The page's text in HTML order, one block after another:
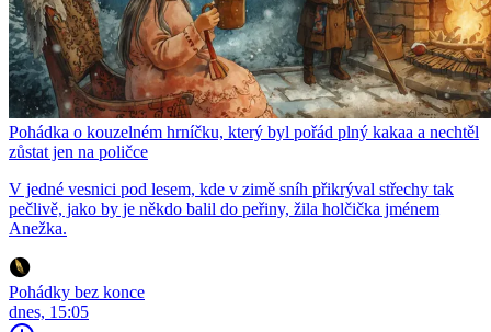
Pohádka o kouzelném hrníčku, který byl pořád plný kakaa a nechtěl
zůstat jen na poličce
V jedné vesnici pod lesem, kde v zimě sníh přikrýval střechy tak
pečlivě, jako by je někdo balil do peřiny, žila holčička jménem
Anežka.
Pohádky bez konce
dnes, 15:05